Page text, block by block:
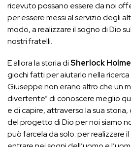
ricevuto possano essere da noi
per essere messi al servizio degli
modo, a realizzare il sogno di Dio
nostri fratelli.
E allora la storia diSherlock
giochi fatti per aiutarlo nella
Giuseppe non erano altro che un
divertente” di conoscere meglio
e di capire, attraverso la sua
del progetto di Dio per noi siamo
può farcela da solo: per realizzare